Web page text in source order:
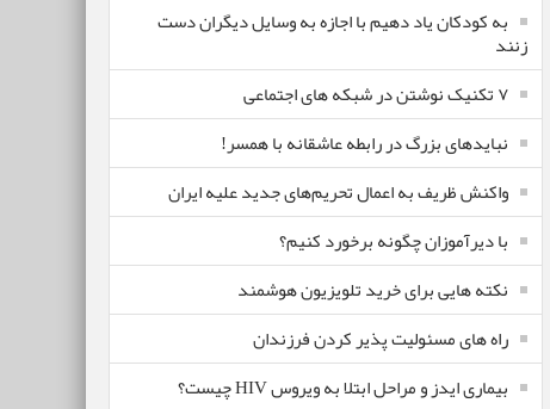
به کودکان یاد دهیم با اجازه به وسایل دیگران دست
زنند
۷ تکنیک نوشتن در شبکه های اجتماعی
نبایدهای بزرگ در رابطه عاشقانه با همسر!
واکنش ظریف به اعمال تحریم‌های جدید علیه ایران
با دیرآموزان چگونه برخورد کنیم؟
نکته هایی برای خرید تلویزیون هوشمند
راه های مسئولیت پذیر کردن فرزندان
بیماری ایدز و مراحل ابتلا به ویروس HIV چیست؟